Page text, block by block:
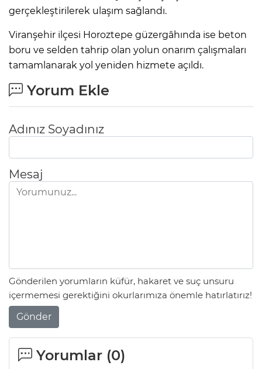
gerçekleştirilerek ulaşım sağlandı.
Viranşehir ilçesi Horoztepe güzergâhında ise beton
boru ve selden tahrip olan yolun onarım çalışmaları
tamamlanarak yol yeniden hizmete açıldı.
Yorum Ekle
Adınız Soyadınız
Mesaj
Gönderilen yorumların küfür, hakaret ve suç unsuru
içermemesi gerektiğini okurlarımıza önemle hatırlatırız!
Gönder
Yorumlar (0)